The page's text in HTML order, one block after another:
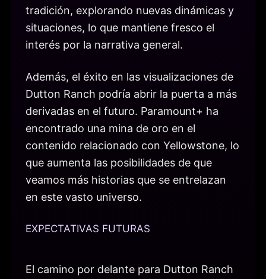
tradición, explorando nuevas dinámicas y
situaciones, lo que mantiene fresco el
interés por la narrativa general.
Además, el éxito en las visualizaciones de
Dutton Ranch podría abrir la puerta a más
derivadas en el futuro. Paramount+ ha
encontrado una mina de oro en el
contenido relacionado con Yellowstone, lo
que aumenta las posibilidades de que
veamos más historias que se entrelazan
en este vasto universo.
EXPECTATIVAS FUTURAS
El camino por delante para Dutton Ranch